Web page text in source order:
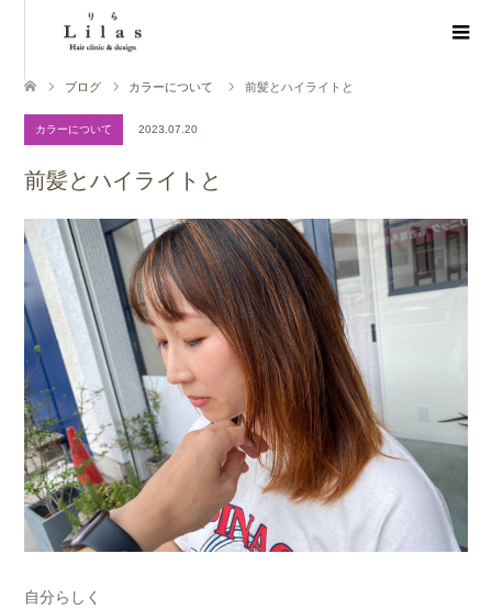
ブログ カラーについて 前髪とハイライトと
カラーについて 2023.07.20
前髪とハイライトと
自分らしく